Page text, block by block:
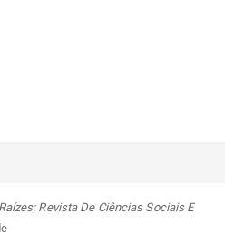
Raízes: Revista De Ciências Sociais E